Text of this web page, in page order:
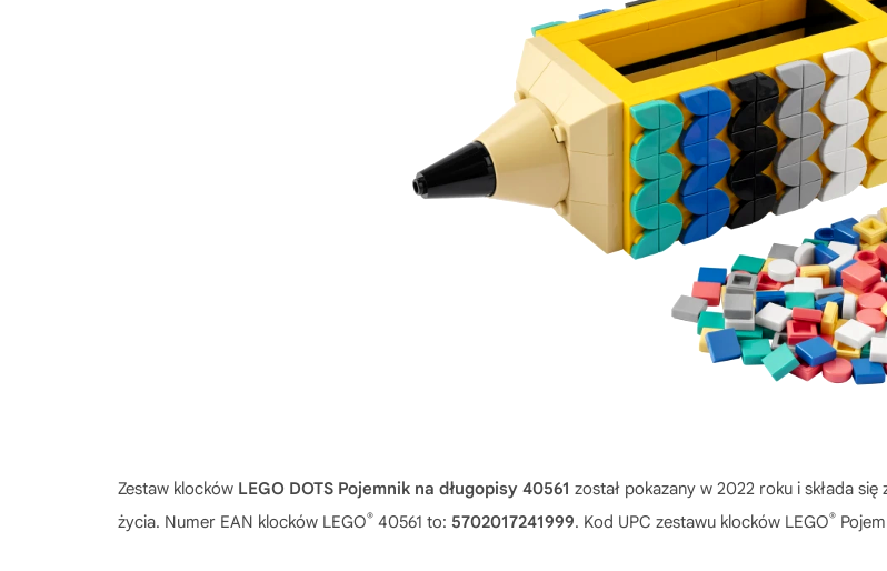
Zestaw klocków LEGO DOTS Pojemnik na długopisy 40561 został pokazany w 2022 roku i składa się
życia. Numer EAN klocków LEGO® 40561 to: 5702017241999. Kod UPC zestawu klocków LEGO®